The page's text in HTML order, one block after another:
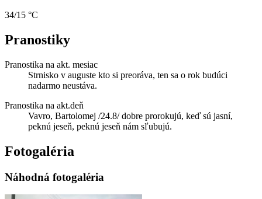
34/15 °C
Pranostiky
Pranostika na akt. mesiac
Strnisko v auguste kto si preoráva, ten sa o rok budúci
nadarmo neustáva.
Pranostika na akt.deň
Vavro, Bartolomej /24.8/ dobre prorokujú, keď sú jasní,
peknú jeseň, peknú jeseň nám sľubujú.
Fotogaléria
Náhodná fotogaléria